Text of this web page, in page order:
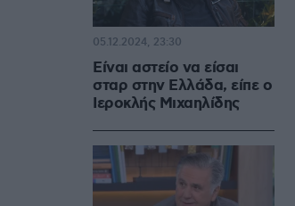
Είναι αστείο να είσαι
σταρ στην Ελλάδα, είπε ο
Ιεροκλής Μιχαηλίδης
05.12.2024, 23:30